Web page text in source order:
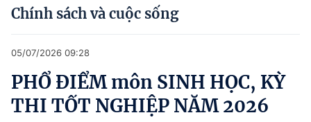
Danh mục
Tham vấn chính sách
Chính sách và cuộc sống
05/07/2026 09:28
PHỔ ĐIỂM môn SINH HỌC, KỲ
THI TỐT NGHIỆP NĂM 2026